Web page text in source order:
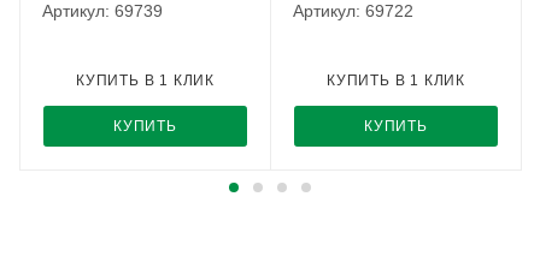
Артикул: 69739
КУПИТЬ
КУПИТЬ В 1 КЛИК
Артикул: 69722
КУПИТЬ
КУПИТЬ В 1 КЛИК